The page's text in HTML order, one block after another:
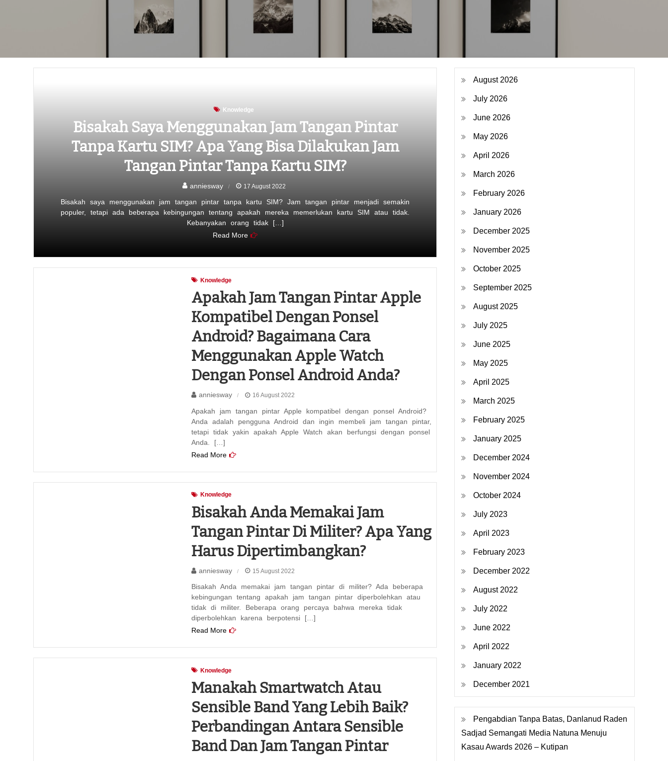
Knowledge
Bisakah Saya Menggunakan Jam Tangan Pintar
Tanpa Kartu SIM? Apa Yang Bisa Dilakukan Jam
Tangan Pintar Tanpa Kartu SIM?
anniesway 17 August 2022
Bisakah saya menggunakan jam tangan pintar tanpa kartu SIM? Jam tangan pintar menjadi semakin
populer, tetapi ada beberapa kebingungan tentang apakah mereka memerlukan kartu SIM atau tidak.
Kebanyakan orang tidak […]
Read More
Knowledge
Apakah Jam Tangan Pintar Apple
Kompatibel Dengan Ponsel
Android? Bagaimana Cara
Menggunakan Apple Watch
Dengan Ponsel Android Anda?
anniesway 16 August 2022
Apakah jam tangan pintar Apple kompatibel dengan ponsel Android?
Anda adalah pengguna Android dan ingin membeli jam tangan pintar,
tetapi tidak yakin apakah Apple Watch akan berfungsi dengan ponsel
Anda. […]
Read More
Knowledge
Bisakah Anda Memakai Jam
Tangan Pintar Di Militer? Apa Yang
Harus Dipertimbangkan?
anniesway 15 August 2022
Bisakah Anda memakai jam tangan pintar di militer? Ada beberapa
kebingungan tentang apakah jam tangan pintar diperbolehkan atau
tidak di militer. Beberapa orang percaya bahwa mereka tidak
diperbolehkan karena berpotensi […]
Read More
Knowledge
Manakah Smartwatch Atau
Sensible Band Yang Lebih Baik?
Perbandingan Antara Sensible
Band Dan Jam Tangan Pintar
August 2026
July 2026
June 2026
May 2026
April 2026
March 2026
February 2026
January 2026
December 2025
November 2025
October 2025
September 2025
August 2025
July 2025
June 2025
May 2025
April 2025
March 2025
February 2025
January 2025
December 2024
November 2024
October 2024
July 2023
April 2023
February 2023
December 2022
August 2022
July 2022
June 2022
April 2022
January 2022
December 2021
Pengabdian Tanpa Batas, Danlanud Raden
Sadjad Semangati Media Natuna Menuju
Kasau Awards 2026 – Kutipan